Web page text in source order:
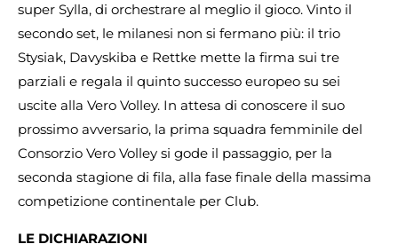
super Sylla, di orchestrare al meglio il gioco. Vinto il
secondo set, le milanesi non si fermano più: il trio
Stysiak, Davyskiba e Rettke mette la firma sui tre
parziali e regala il quinto successo europeo su sei
uscite alla Vero Volley. In attesa di conoscere il suo
prossimo avversario, la prima squadra femminile del
Consorzio Vero Volley si gode il passaggio, per la
seconda stagione di fila, alla fase finale della massima
competizione continentale per Club.
LE DICHIARAZIONI